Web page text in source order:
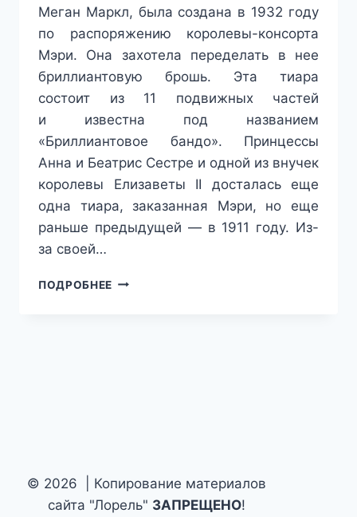
Меган Маркл, была создана в 1932 году
по распоряжению королевы-консорта
Мэри. Она захотела переделать в нее
бриллиантовую брошь. Эта тиара
состоит из 11 подвижных частей
и известна под названием
«Бриллиантовое бандо». Принцессы
Анна и Беатрис Сестре и одной из внучек
королевы Елизаветы II досталась еще
одна тиара, заказанная Мэри, но еще
раньше предыдущей — в 1911 году. Из-
за своей…
ПОДРОБНЕЕ БОЛЬШЕ
© 2026 | Копирование материалов
сайта "Лорель" ЗАПРЕЩЕНО!